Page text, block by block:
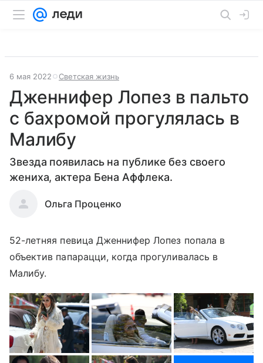
6 мая 2022 Светская жизнь
Дженнифер Лопез в пальто
с бахромой прогулялась в
Малибу
Звезда появилась на публике без своего
жениха, актера Бена Аффлека.
Ольга Проценко
52-летняя певица Дженнифер Лопез попала в
объектив папарацци, когда прогуливалась в
Малибу.